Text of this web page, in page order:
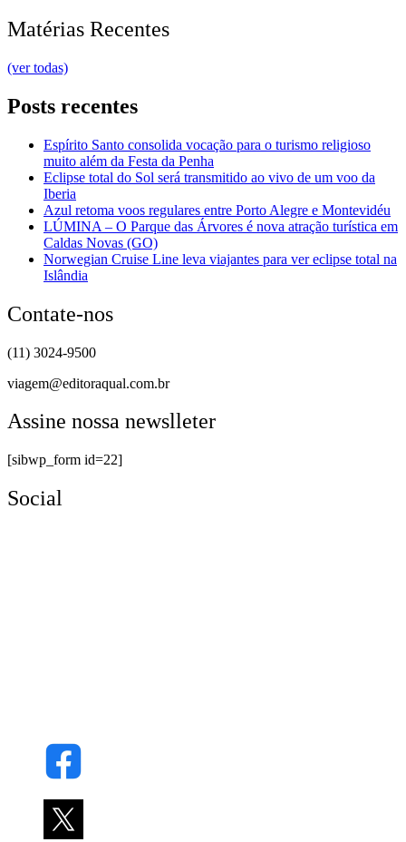
Matérias Recentes
(ver todas)
Posts recentes
Espírito Santo consolida vocação para o turismo religioso
muito além da Festa da Penha
Eclipse total do Sol será transmitido ao vivo de um voo da
Iberia
Azul retoma voos regulares entre Porto Alegre e Montevidéu
LÚMINA – O Parque das Árvores é nova atração turística em
Caldas Novas (GO)
Norwegian Cruise Line leva viajantes para ver eclipse total na
Islândia
Contate-nos
(11) 3024-9500
viagem@editoraqual.com.br
Assine nossa newslleter
[sibwp_form id=22]
Social